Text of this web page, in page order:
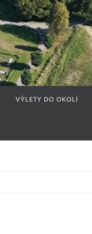
VÝLETY DO OKOLÍ